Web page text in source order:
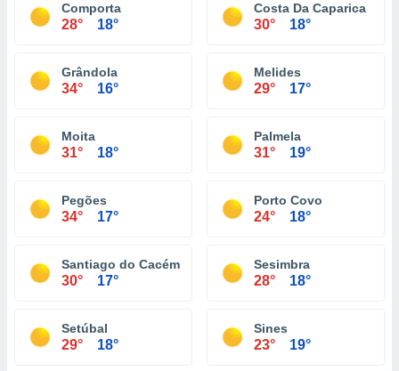
Comporta
28° 18°
Costa Da Caparica
30° 18°
Grândola
34° 16°
Melides
29° 17°
Moita
31° 18°
Palmela
31° 19°
Pegões
34° 17°
Porto Covo
24° 18°
Santiago do Cacém
30° 17°
Sesimbra
28° 18°
Setúbal
29° 18°
Sines
23° 19°